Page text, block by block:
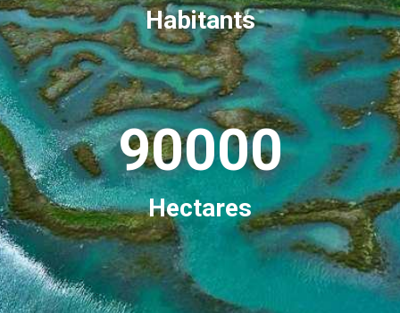
Habitants
90000
Hectares